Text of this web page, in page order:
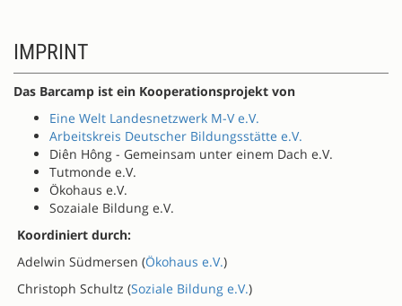
IMPRINT
Das Barcamp ist ein Kooperationsprojekt von
Eine Welt Landesnetzwerk M-V e.V.
Arbeitskreis Deutscher Bildungsstätte e.V.
Diên Hông - Gemeinsam unter einem Dach e.V.
Tutmonde e.V.
Ökohaus e.V.
Sozaiale Bildung e.V.
Koordiniert durch:
Adelwin Südmersen (Ökohaus e.V.)
Christoph Schultz (Soziale Bildung e.V.)